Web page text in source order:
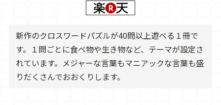
新作のクロスワードパズルが40問以上遊べる１冊で
す。１問ごとに食べ物や生き物など、テーマが設定さ
れています。メジャーな言葉もマニアックな言葉も盛
りだくさんでおおくりします。